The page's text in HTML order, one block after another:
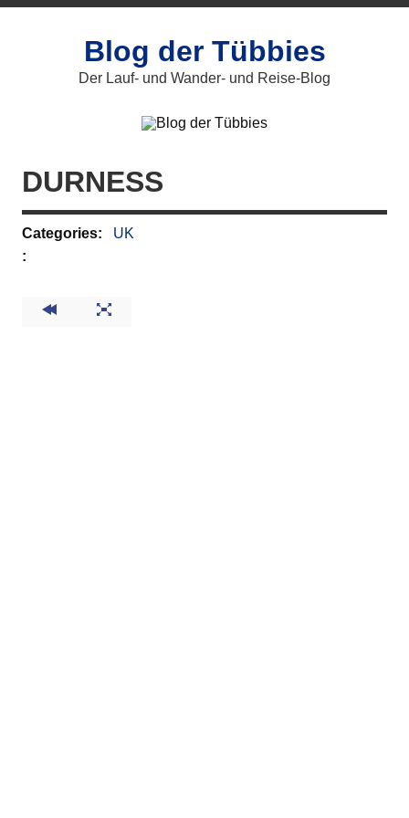
Zum
Blog der Tübbies
Der Lauf- und Wander- und Reise-Blog
DURNESS
Categories:
UK
: